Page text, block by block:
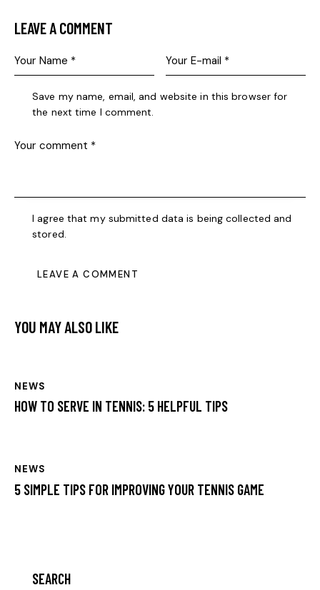
LEAVE A COMMENT
Save my name, email, and website in this browser for
the next time I comment.
I agree that my submitted data is being collected and
stored.
YOU MAY ALSO LIKE
NEWS
HOW TO SERVE IN TENNIS: 5 HELPFUL TIPS
NEWS
5 SIMPLE TIPS FOR IMPROVING YOUR TENNIS GAME
SEARCH